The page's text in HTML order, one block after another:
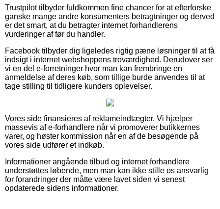
Trustpilot tilbyder fuldkommen fine chancer for at efterforske
ganske mange andre konsumenters betragtninger og derved
er det smart, at du betragter internet forhandlerens
vurderinger af før du handler.
Facebook tilbyder dig ligeledes rigtig pæne løsninger til at få
indsigt i internet webshoppens troværdighed. Derudover ser
vi en del e-forretninger hvor man kan frembringe en
anmeldelse af deres køb, som tillige burde anvendes til at
tage stilling til tidligere kunders oplevelser.
Vores side finansieres af reklameindtægter. Vi hjælper
massevis af e-forhandlere når vi promoverer butikkernes
varer, og høster kommission når en af de besøgende på
vores side udfører et indkøb.
Informationer angående tilbud og internet forhandlere
understøttes løbende, men man kan ikke stille os ansvarlig
for forandringer der måtte være lavet siden vi senest
opdaterede sidens informationer.